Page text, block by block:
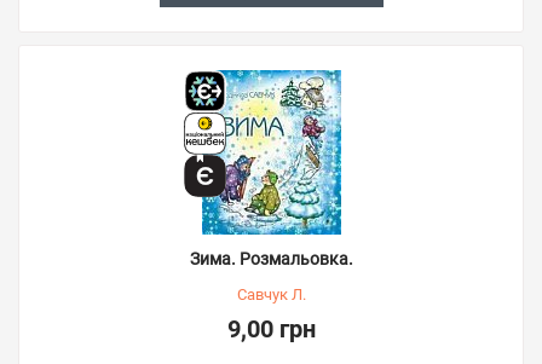
Зима. Розмальовка.
Савчук Л.
9,00 грн